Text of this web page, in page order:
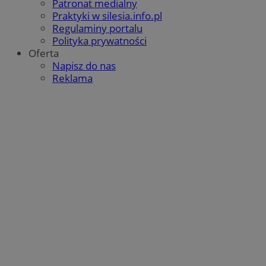
Patronat medialny
Praktyki w silesia.info.pl
Regulaminy portalu
Polityka prywatności
Oferta
Napisz do nas
Reklama
QeSessID orzesze.com.pl